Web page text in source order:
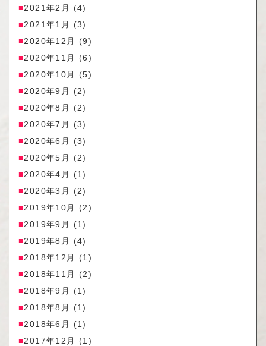
2021年2月
(4)
2021年1月
(3)
2020年12月
(9)
2020年11月
(6)
2020年10月
(5)
2020年9月
(2)
2020年8月
(2)
2020年7月
(3)
2020年6月
(3)
2020年5月
(2)
2020年4月
(1)
2020年3月
(2)
2019年10月
(2)
2019年9月
(1)
2019年8月
(4)
2018年12月
(1)
2018年11月
(2)
2018年9月
(1)
2018年8月
(1)
2018年6月
(1)
2017年12月
(1)